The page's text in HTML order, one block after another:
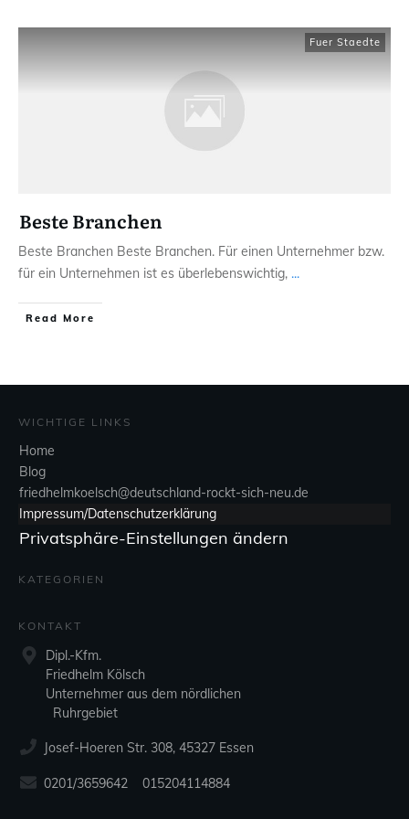
Fuer Staedte
Beste Branchen
Beste Branchen Beste Branchen. Für einen Unternehmer bzw.
für ein Unternehmen ist es überlebenswichtig, ...
Read More
WICHTIGE LINKS
Home
Blog
friedhelmkoelsch@deutschland-rockt-sich-neu.de
Impressum/Datenschutzerklärung
Privatsphäre-Einstellungen ändern
KATEGORIEN
KONTAKT
Dipl.-Kfm.
Friedhelm Kölsch
Unternehmer aus dem nördlichen
Ruhrgebiet
Josef-Hoeren Str. 308, 45327 Essen
0201/3659642 015204114884